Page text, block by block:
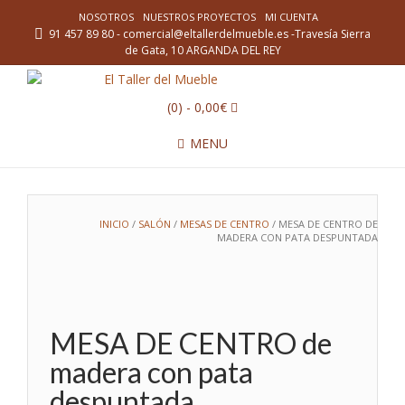
NOSOTROS NUESTROS PROYECTOS MI CUENTA
91 457 89 80 - comercial@eltallerdelmueble.es -Travesía Sierra
de Gata, 10 ARGANDA DEL REY
(0) - 0,00€
MENU
INICIO / SALÓN / MESAS DE CENTRO / MESA DE CENTRO DE
MADERA CON PATA DESPUNTADA
MESA DE CENTRO de
madera con pata